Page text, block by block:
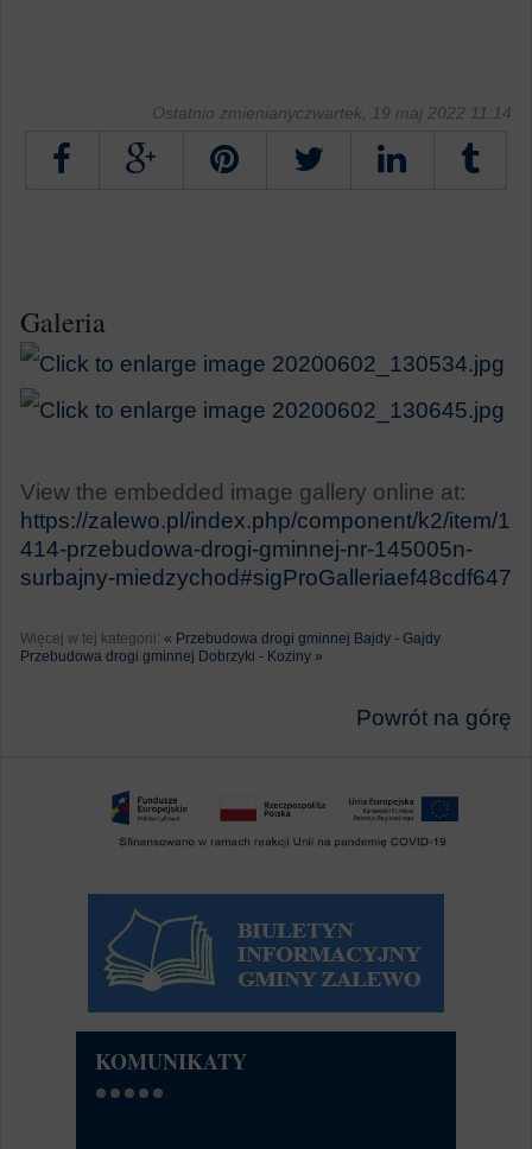
Ostatnio zmienianyczwartek, 19 maj 2022 11:14
Galeria
View the embedded image gallery online at:
https://zalewo.pl/index.php/component/k2/item/1
414-przebudowa-drogi-gminnej-nr-145005n-
surbajny-miedzychod#sigProGalleriaef48cdf647
Więcej w tej kategorii: « Przebudowa drogi gminnej Bajdy - Gajdy
Przebudowa drogi gminnej Dobrzyki - Koziny »
Powrót na górę
KOMUNIKATY